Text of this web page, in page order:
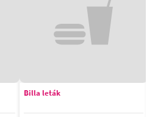
Billa leták